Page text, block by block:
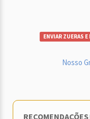
ENVIAR ZUERAS E
Nosso
RECOMENDAÇÕES